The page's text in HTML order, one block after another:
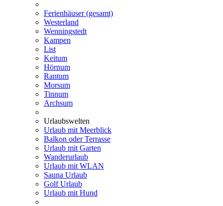
Ferienhäuser (gesamt)
Westerland
Wenningstedt
Kampen
List
Keitum
Hörnum
Rantum
Morsum
Tinnum
Archsum
Urlaubswelten
Urlaub mit Meerblick
Balkon oder Terrasse
Urlaub mit Garten
Wanderurlaub
Urlaub mit WLAN
Sauna Urlaub
Golf Urlaub
Urlaub mit Hund